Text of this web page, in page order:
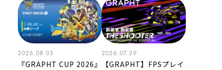
2026.08.03
『GRAPHT CUP 2026』
2026.07.29
【GRAPHT】FPSプレイ